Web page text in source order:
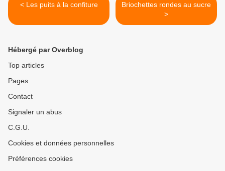
< Les puits à la confiture
Briochettes rondes au sucre
>
Hébergé par Overblog
Top articles
Pages
Contact
Signaler un abus
C.G.U.
Cookies et données personnelles
Préférences cookies